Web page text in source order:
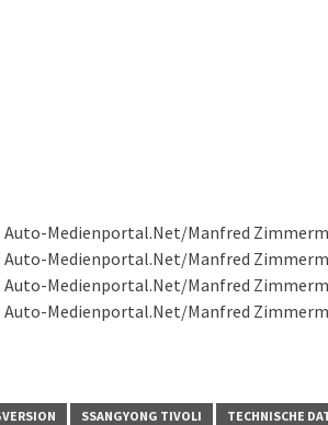
Auto-Medienportal.Net/Manfred
Auto-Medienportal.Net/Manfred
Auto-Medienportal.Net/Manfred
Auto-Medienportal.Net/Manfred
SSANGYONG TIVOLI TECHNISCHE